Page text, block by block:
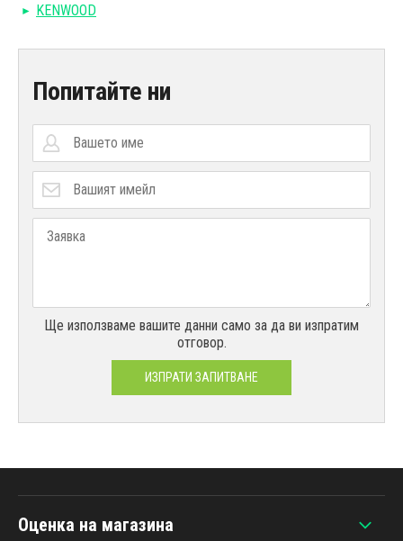
KENWOOD
Попитайте ни
Ще използваме вашите данни само за да ви изпратим
отговор.
ИЗПРАТИ ЗАПИТВАНЕ
Оценка на магазина